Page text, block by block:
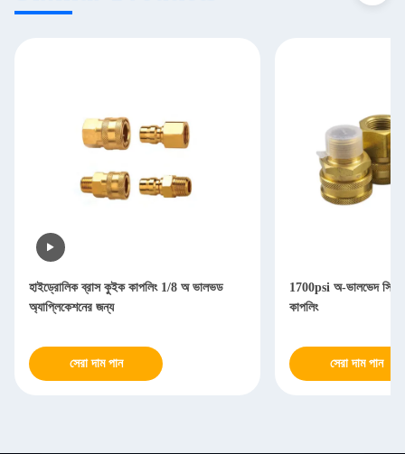
হাইড্রোলিক ব্রাস কুইক কাপলিং 1/8 অ ভালভড
অ্যাপ্লিকেশনের জন্য
সেরা দাম পান
1700psi অ-ভালভেদ
কাপলিং
সেরা দাম পান